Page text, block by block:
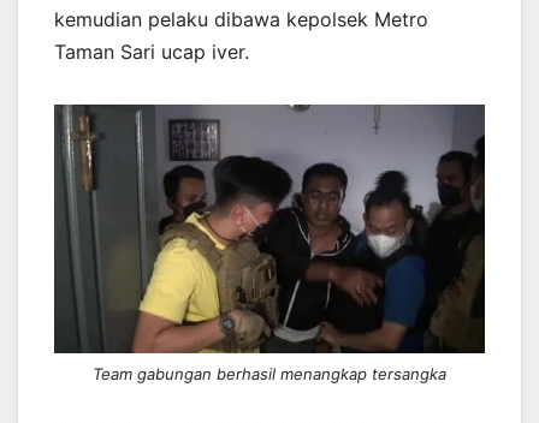
kemudian pelaku dibawa kepolsek Metro
Taman Sari ucap iver.
Team gabungan berhasil menangkap tersangka